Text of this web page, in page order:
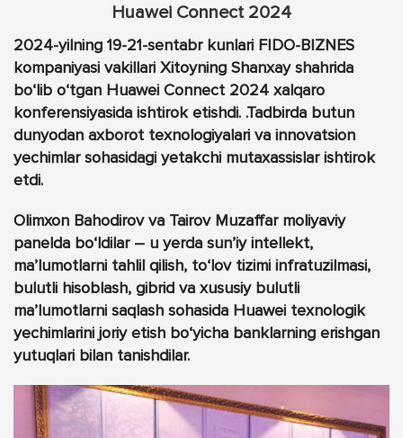
Huawei Connect 2024
2024-yilning 19-21-sentabr kunlari FIDO-BIZNES
kompaniyasi vakillari Xitoyning Shanxay shahrida
bo‘lib o‘tgan Huawei Connect 2024 xalqaro
konferensiyasida ishtirok etishdi. .Tadbirda butun
dunyodan axborot texnologiyalari va innovatsion
yechimlar sohasidagi yetakchi mutaxassislar ishtirok
etdi.
Olimxon Bahodirov va Tairov Muzaffar moliyaviy
panelda bo‘ldilar – u yerda sun’iy intellekt,
ma’lumotlarni tahlil qilish, to‘lov tizimi infratuzilmasi,
bulutli hisoblash, gibrid va xususiy bulutli
ma’lumotlarni saqlash sohasida Huawei texnologik
yechimlarini joriy etish bo‘yicha banklarning erishgan
yutuqlari bilan tanishdilar.